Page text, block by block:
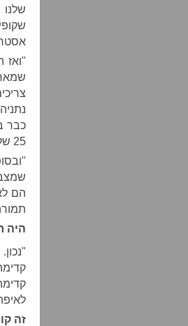
"ואז
25 של העבודה, או את גבי לסקי, אבי דבוש ומוסי רז. זו השאלה.
הם
היה
לאיפה נעלמו 22 מנדטים?
זה